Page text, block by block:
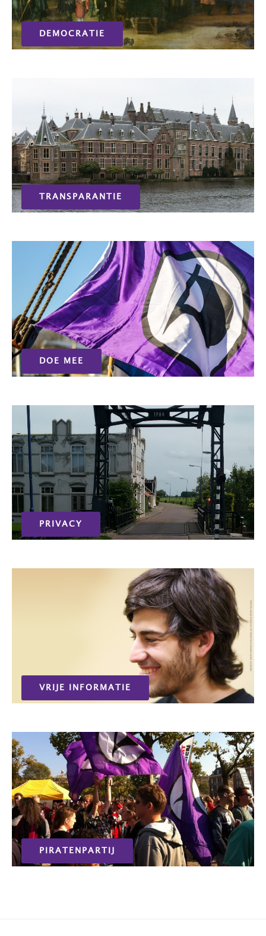
DEMOCRATIE
TRANSPARANTIE
DOE MEE
PRIVACY
VRIJE INFORMATIE
PIRATENPARTIJ